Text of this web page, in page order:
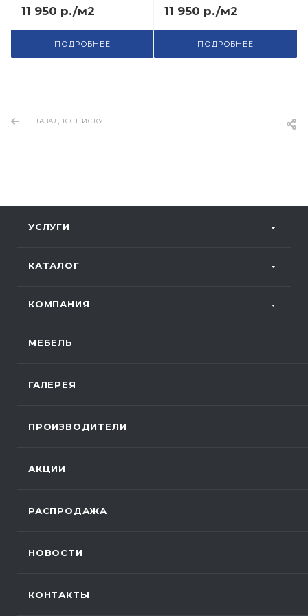
11 950 р./м2
ПОДРОБНЕЕ
11 950 р./м2
ПОДРОБНЕЕ
НАЗАД К СПИСКУ
УСЛУГИ
КАТАЛОГ
КОМПАНИЯ
МЕБЕЛЬ
ГАЛЕРЕЯ
ПРОИЗВОДИТЕЛИ
АКЦИИ
РАСПРОДАЖА
НОВОСТИ
КОНТАКТЫ